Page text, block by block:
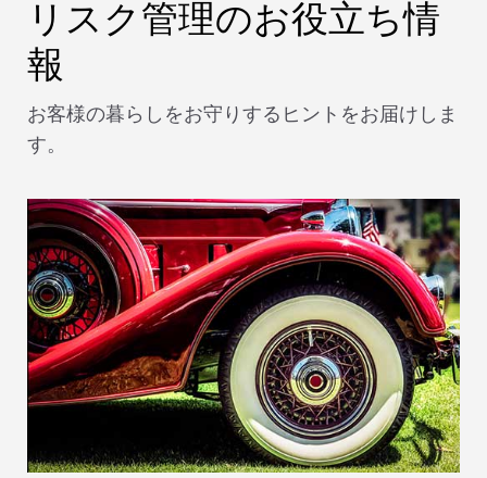
リスク管理のお役立ち情
報
お客様の暮らしをお守りするヒントをお届けしま
す。